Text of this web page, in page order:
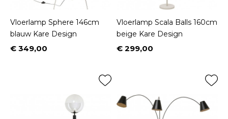
Vloerlamp Sphere 146cm
blauw Kare Design
Prijs
€ 349,00
Vloerlamp Scala Balls 160cm
beige Kare Design
Prijs
€ 299,00